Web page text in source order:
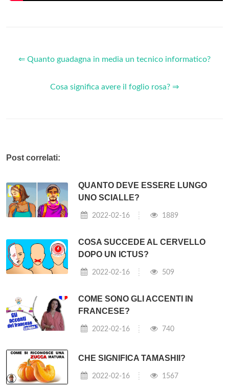
⇐ Quanto guadagna in media un tecnico informatico?
Cosa significa avere il foglio rosa? ⇒
Post correlati:
QUANTO DEVE ESSERE LUNGO
UNO SCIALLE?
2022-02-16 1889
COSA SUCCEDE AL CERVELLO
DOPO UN ICTUS?
2022-02-16 509
COME SONO GLI ACCENTI IN
FRANCESE?
2022-02-16 740
CHE SIGNIFICA TAMASHII?
2022-02-16 1567